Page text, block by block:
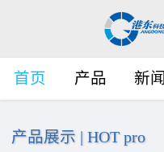
首页 产品 新闻
产品展示 HOT pro